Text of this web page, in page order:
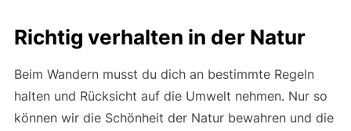
Richtig verhalten in der Natur
Beim Wandern musst du dich an bestimmte Regeln
halten und Rücksicht auf die Umwelt nehmen. Nur so
können wir die Schönheit der Natur bewahren und die